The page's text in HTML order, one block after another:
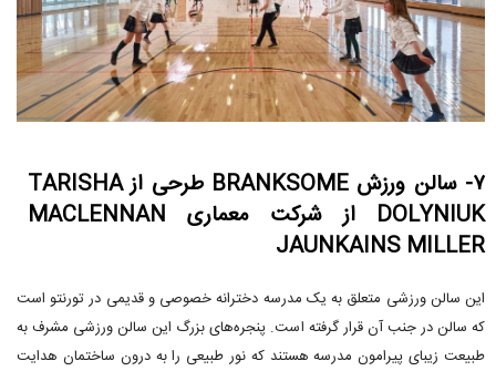
۷- سالن ورزش BRANKSOME طرحی از TARISHA
DOLYNIUK از شرکت معماری MACLENNAN
JAUNKAINS MILLER
این سالن ورزشی متعلق به یک مدرسه دخترانه خصوصی و قدیمی در تورنتو است
که سالن در جنب آن قرار گرفته است. پنجره‌های بزرگ این سالن ورزشی مشرف به
طبیعت زیبای پیرامون مدرسه هستند که نور طبیعی را به درون ساختمان هدایت